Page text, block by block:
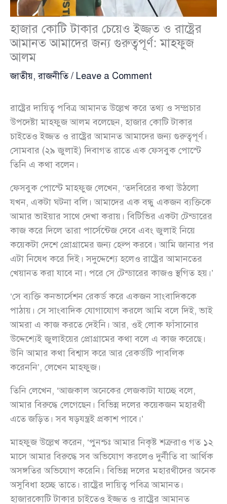
হাজার কোটি টাকার চেয়েও ইজ্জত ও রাষ্ট্রের
আমানত আমাদের জন্য গুরুত্বপূর্ণ: মাহফুজ
আলম
জাতীয়,রাজনীতি/ Leave a Comment
রাষ্ট্রের দায়িত্ব পবিত্র আমানত উল্লেখ করে তথ্য ও সম্প্রচার
উপদেষ্টা মাহফুজ আলম বলেছেন, হাজার কোটি টাকার
চাইতেও ইজ্জত ও রাষ্ট্রের আমানত আমাদের জন্য গুরুত্বপূর্ণ।
সোমবার (২৯ জুলাই) দিবাগত রাতে এক ফেসবুক পোস্টে
তিনি এ কথা বলেন।
ফেসবুক পোস্টে মাহফুজ লেখেন, ‌‘তদবিরের কথা উঠলো
যখন, একটা ঘটনা বলি। আমাদের এক বন্ধু একজন ব্যক্তিকে
আমার ভাইয়ার সাথে দেখা করায়। বিটিভির একটা টেন্ডারের
কাজ করে দিলে তারা পার্সেন্টেজ দেবে এবং জুলাই নিয়ে
কয়েকটা দেশে প্রোগ্রামের জন্য হেল্প করবে। আমি জানার পর
এটা নিষেধ করে দিই। সদুদ্দেশ্যে হলেও রাষ্ট্রের আমানতের
খেয়ানত করা যাবে না। পরে সে টেন্ডারের কাজও স্থগিত হয়।’
‘সে ব্যক্তি কনভার্সেশন রেকর্ড করে একজন সাংবাদিককে
পাঠায়। সে সাংবাদিক যোগাযোগ করলে আমি বলে দিই, ভাই
আমরা এ কাজ করতে দেইনি। আর, ওই লোক ফাঁসানোর
উদ্দেশ্যেই জুলাইয়ের প্রোগ্রামের কথা বলে এ কাজ করেছে।
উনি আমার কথা বিশ্বাস করে আর রেকর্ডটি পাবলিক
করেননি’, লেখেন মাহফুজ।
তিনি লেখেন, ‘আজকাল অনেকের লেজকাটা যাচ্ছে বলে,
আমার বিরুদ্ধে লেগেছেন। বিভিন্ন দলের কয়েকজন মহারথী
এতে জড়িত। সব ষড়যন্ত্রই প্রকাশ পাবে।’
মাহফুজ উল্লেখ করেন, ‘পুনশ্চঃ আমার নিকৃষ্ট শত্রুরাও গত ১২
মাসে আমার বিরুদ্ধে সব অভিযোগ করলেও দুর্নীতি বা আর্থিক
অসঙ্গতির অভিযোগ করেনি। বিভিন্ন দলের মহারথীদের অনেক
অসুবিধা হচ্ছে তাতে। রাষ্ট্রের দায়িত্ব পবিত্র আমানত।
হাজারকোটি টাকার চাইতেও ইজ্জত ও রাষ্ট্রের আমানত